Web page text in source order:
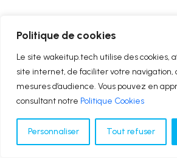
Politique de cookies
Le site wakeitup.tech utilise des cookies,
site internet, de faciliter votre navigation,
mesures d’audience. Vous pouvez en
consultant notre Politique Cookies
Personnaliser Tout refuser